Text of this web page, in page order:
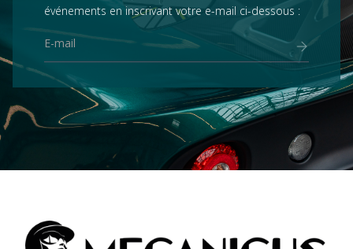
événements en inscrivant votre e-mail ci-dessous :